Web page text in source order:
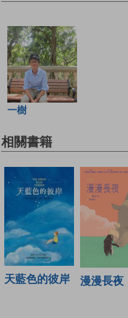
一樹
相關書籍
天藍色的彼岸 漫漫長夜